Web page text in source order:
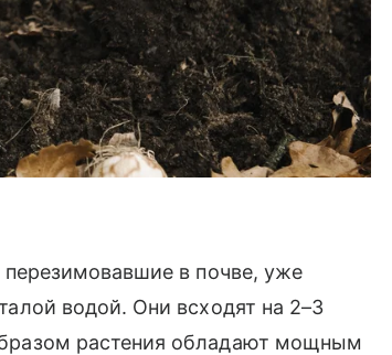
перезимовавшие в почве, уже
водой. Они всходят на 2–3
растения обладают мощным